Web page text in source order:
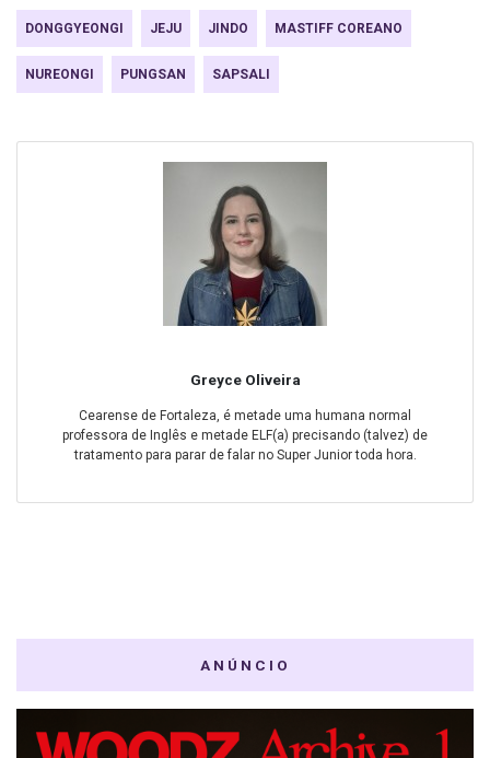
DONGGYEONGI JEJU JINDO MASTIFF COREANO
NUREONGI PUNGSAN SAPSALI
Greyce Oliveira
Cearense de Fortaleza, é metade uma humana normal
professora de Inglês e metade ELF(a) precisando (talvez) de
tratamento para parar de falar no Super Junior toda hora.
ANÚNCIO